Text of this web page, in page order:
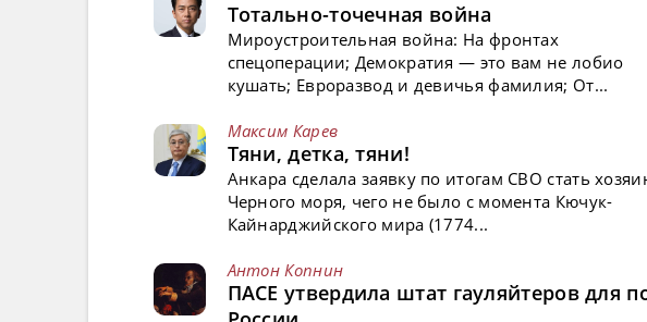
Тотально-точечная война
Мироустроительная война: На фронтах
спецоперации; Демократия — это вам не лобио
кушать; Евроразвод и девичья фамилия; От...
Максим Карев
Тяни, детка, тяни!
Анкара сделала заявку по итогам СВО стать
Черного моря, чего не было с момента Кючук-
Кайнарджийского мира (1774...
Антон Копнин
ПАСЕ утвердила штат гауляйтеров для